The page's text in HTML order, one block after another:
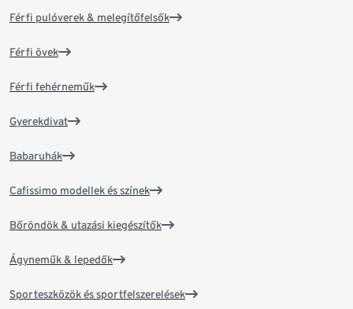
Férfi pulóverek & melegítőfelsők
Férfi övek
Férfi fehérneműk
Gyerekdivat
Babaruhák
Cafissimo modellek és színek
Bőröndök & utazási kiegészítők
Ágyneműk & lepedők
Sporteszközök és sportfelszerelések